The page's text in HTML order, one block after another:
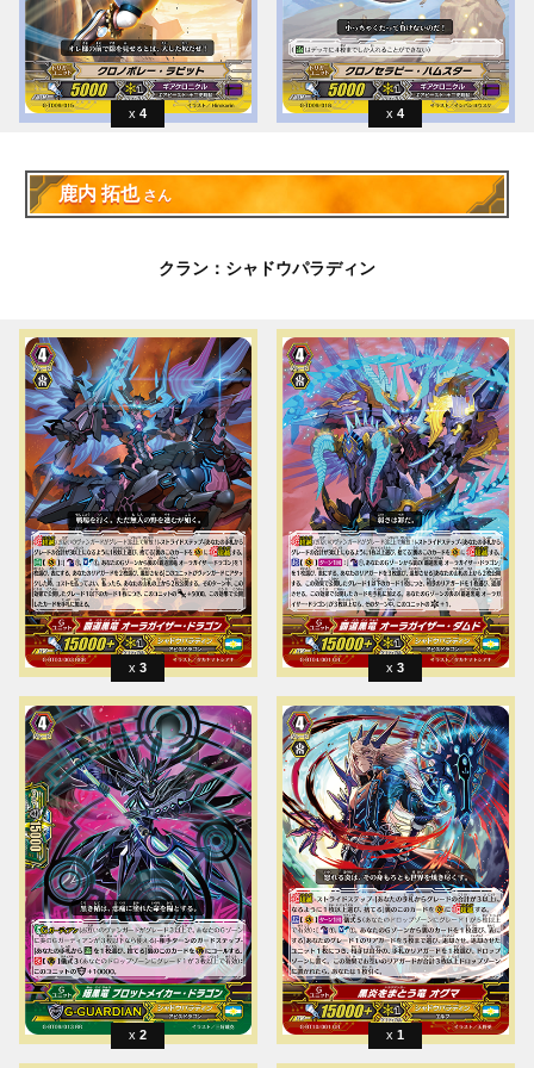
4 4
鹿内 拓也さん
クラン：シャドウパラディン
3 3
2 1